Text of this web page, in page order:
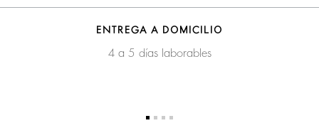
ENTREGA A DOMICILIO
4 a 5 días laborables